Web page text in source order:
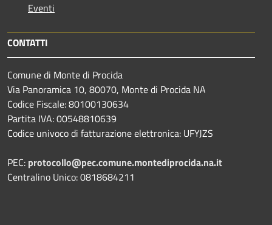
Eventi
CONTATTI
Comune di Monte di Procida
Via Panoramica 10, 80070, Monte di Procida NA
Codice Fiscale: 80100130634
Partita IVA: 00548810639
Codice univoco di fatturazione elettronica: UFYJZS
PEC: protocollo@pec.comune.montediprocida.na.it
Centralino Unico:0818684211